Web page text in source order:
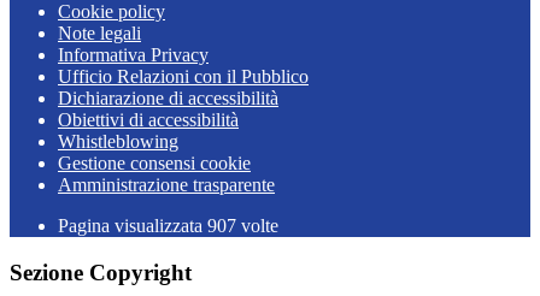
Cookie policy
Note legali
Informativa Privacy
Ufficio Relazioni con il Pubblico
Dichiarazione di accessibilità
Obiettivi di accessibilità
Whistleblowing
Gestione consensi cookie
Amministrazione trasparente
Pagina visualizzata 907 volte
Sezione Copyright